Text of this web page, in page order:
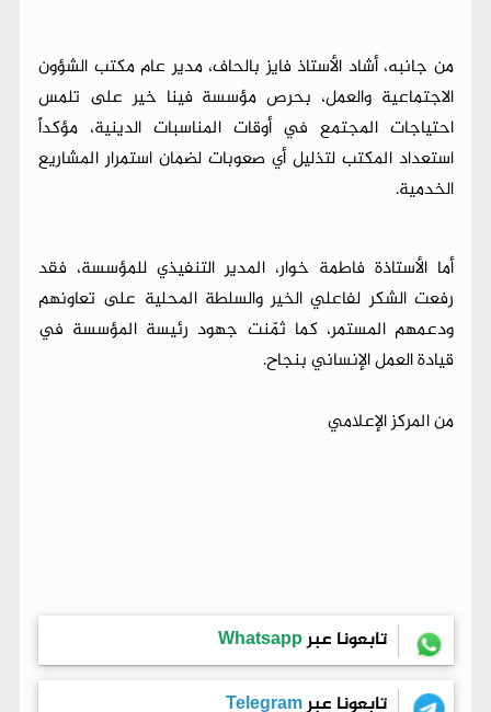
من جانبه، أشاد الأستاذ فايز بالحاف، مدير عام مكتب الشؤون
الاجتماعية والعمل، بحرص مؤسسة فينا خير على تلمس
احتياجات المجتمع في أوقات المناسبات الدينية، مؤكداً
استعداد المكتب لتذليل أي صعوبات لضمان استمرار المشاريع
الخدمية.
أما الأستاذة فاطمة خوار، المدير التنفيذي للمؤسسة، فقد
رفعت الشكر لفاعلي الخير والسلطة المحلية على تعاونهم
ودعمهم المستمر، كما ثمّنت جهود رئيسة المؤسسة في
قيادة العمل الإنساني بنجاح.
من المركز الإعلامي
تابعونا عبرWhatsapp
تابعونا عبرTelegram